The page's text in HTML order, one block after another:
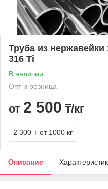
Труба из нержавейки
316 Ti
В наличии
Опт и розница
от 2 500 ₸/кг
2 300 ₸ от 1000 кг
Описание